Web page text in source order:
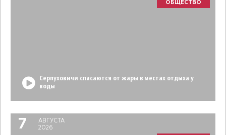
ОБЩЕСТВО
Серпуховичи спасаются от жары в местах отдыха у
воды
7
АВГУСТА
2026